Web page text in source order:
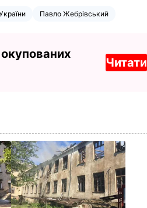
Павло Жебрівський
Читати